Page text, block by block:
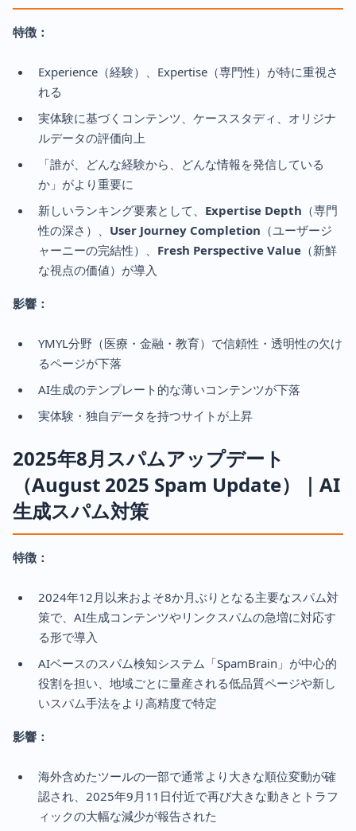
特徴：
Experience（経験）、Expertise（専門性）が特に重視さ
れる
実体験に基づくコンテンツ、ケーススタディ、オリジナ
ルデータの評価向上
「誰が、どんな経験から、どんな情報を発信している
か」がより重要に
新しいランキング要素として、 Expertise Depth （専門
性の深さ）、 User Journey Completion （ユーザージ
ャーニーの完結性）、 Fresh Perspective Value （新鮮
な視点の価値）が導入
影響：
YMYL分野（医療・金融・教育）で信頼性・透明性の欠け
るページが下落
AI生成のテンプレート的な薄いコンテンツが下落
実体験・独自データを持つサイトが上昇
2025年8月スパムアップデート
（August 2025 Spam Update）｜AI
生成スパム対策
特徴：
2024年12月以来およそ8か月ぶりとなる主要なスパム対
策で、AI生成コンテンツやリンクスパムの急増に対応す
る形で導入
AIベースのスパム検知システム「SpamBrain」が中心的
役割を担い、地域ごとに量産される低品質ページや新し
いスパム手法をより高精度で特定
影響：
海外含めたツールの一部で通常より大きな順位変動が確
認され、2025年9月11日付近で再び大きな動きとトラフ
ィックの大幅な減少が報告された